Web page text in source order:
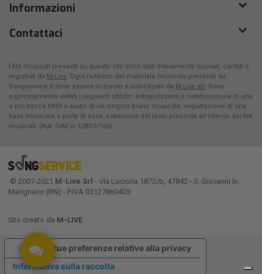
Informazioni
Contattaci
I file musicali presenti su questo sito sono stati interamente suonati, cantati e
registrati da M-Live. Ogni riutilizzo del materiale musicale presente su
Songservice.it deve essere richiesto e autorizzato da M-Live srl. Sono
espressamente vietati i seguenti utilizzi: estrapolazioni e rielaborazione di una
o più tracce MIDI o audio di un singolo brano musicale, registrazione di una
base musicale o parte di essa, estrazione del testo presente all'interno dei file
musicali. (Aut. SIAE n. 1287/I/106)
© 2007-2021 M-Live Srl - Via Luciona 1872/b, 47842 - S. Giovanni In
Marignano (RN) - P.IVA 03127860405
Sito creato da M-LIVE
Informativa sulla raccolta
Le tue preferenze relative alla privacy